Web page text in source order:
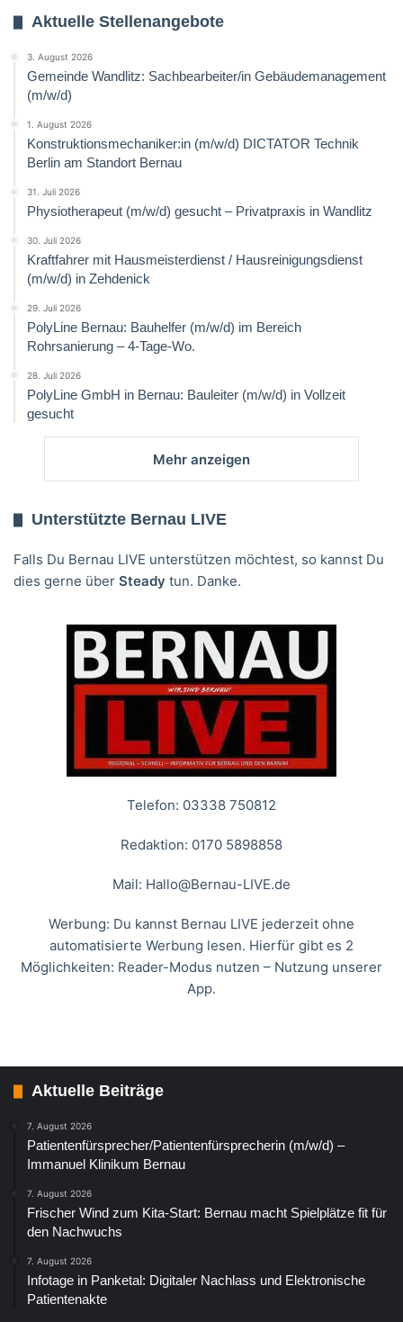
Aktuelle Stellenangebote
3. August 2026
Gemeinde Wandlitz: Sachbearbeiter/in Gebäudemanagement
(m/w/d)
1. August 2026
Konstruktionsmechaniker:in (m/w/d) DICTATOR Technik
Berlin am Standort Bernau
31. Juli 2026
Physiotherapeut (m/w/d) gesucht – Privatpraxis in Wandlitz
30. Juli 2026
Kraftfahrer mit Hausmeisterdienst / Hausreinigungsdienst
(m/w/d) in Zehdenick
29. Juli 2026
PolyLine Bernau: Bauhelfer (m/w/d) im Bereich
Rohrsanierung – 4-Tage-Wo.
28. Juli 2026
PolyLine GmbH in Bernau: Bauleiter (m/w/d) in Vollzeit
gesucht
Mehr anzeigen
Unterstützte Bernau LIVE
Falls Du Bernau LIVE unterstützen möchtest, so kannst Du
dies gerne über Steady tun. Danke.
Telefon: 03338 750812
Redaktion: 0170 5898858
Mail: Hallo@Bernau-LIVE.de
Werbung: Du kannst Bernau LIVE jederzeit ohne
automatisierte Werbung lesen. Hierfür gibt es 2
Möglichkeiten: Reader-Modus nutzen – Nutzung unserer
App.
Aktuelle Beiträge
7. August 2026
Patientenfürsprecher/Patientenfürsprecherin (m/w/d) –
Immanuel Klinikum Bernau
7. August 2026
Frischer Wind zum Kita-Start: Bernau macht Spielplätze fit für
den Nachwuchs
7. August 2026
Infotage in Panketal: Digitaler Nachlass und Elektronische
Patientenakte